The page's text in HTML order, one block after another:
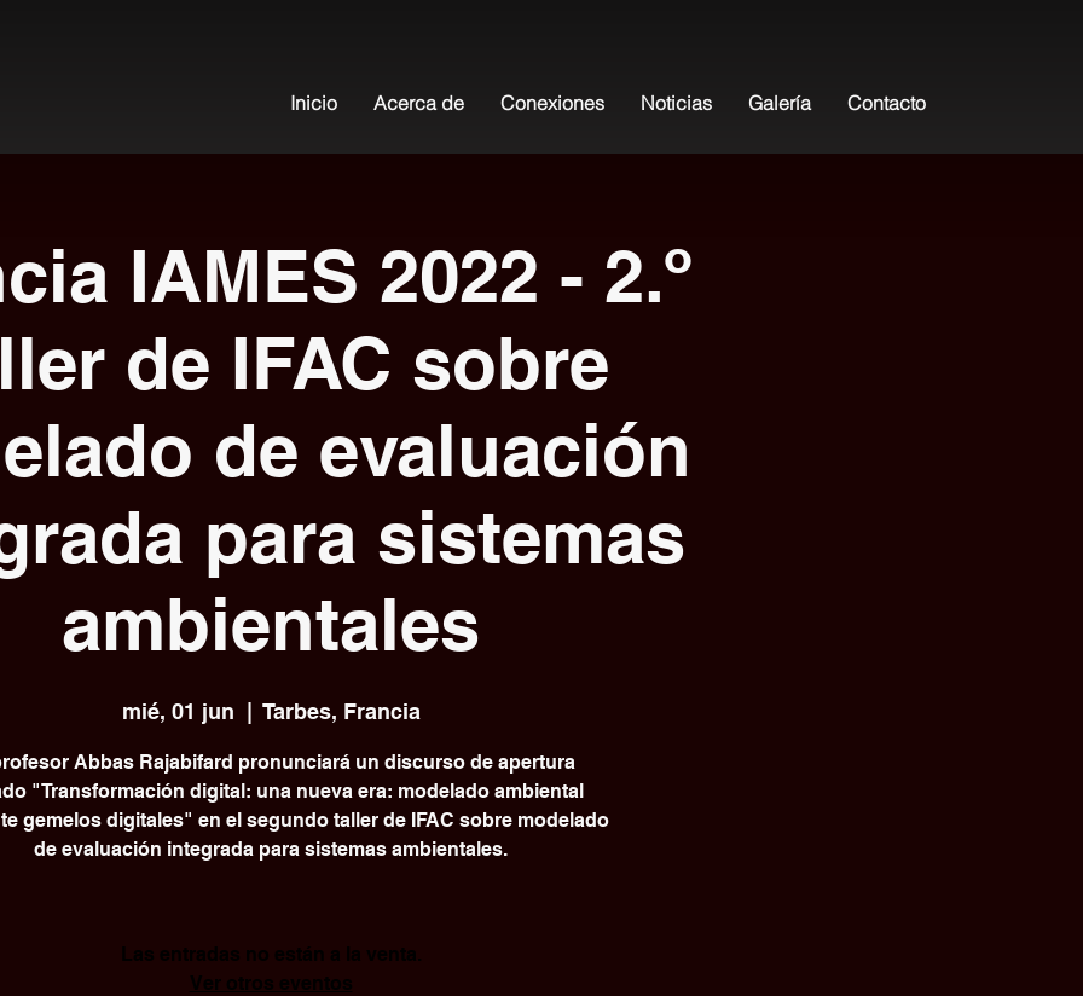
Inicio Acerca de Conexiones Noticias Galería Contacto
IAMES 2022 - 2.º
de IFAC sobre
de evaluación
para sistemas
ambientales
mié, 01 jun
  |
Tarbes, Francia
Abbas Rajabifard pronunciará un discurso de apertura
"Transformación digital: una nueva era: modelado ambiental
gemelos digitales" en el segundo taller de IFAC sobre modelado
de evaluación integrada para sistemas ambientales.
Las entradas no están a la venta.
Ver otros eventos